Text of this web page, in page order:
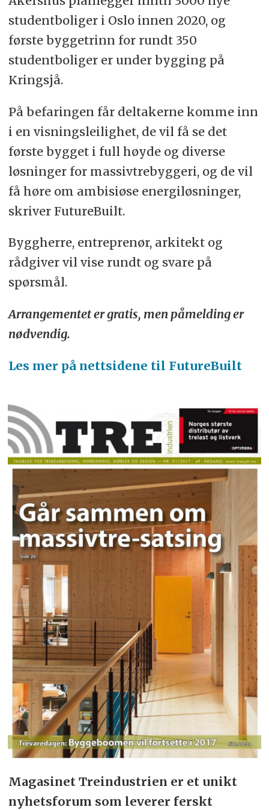
studentboliger i Oslo innen 2020, og
første byggetrinn for rundt 350
studentboliger er under bygging på
Kringsjå.
På befaringen får deltakerne komme inn
i en visningsleilighet, de vil få se det
første bygget i full høyde og diverse
løsninger for massivtrebyggeri, og de vil
få høre om ambisiøse energiløsninger,
skriver FutureBuilt.
Byggherre, entreprenør, arkitekt og
rådgiver vil vise rundt og svare på
spørsmål.
Arrangementet er gratis, men påmelding er
nødvendig.
Les mer på nettsidene til FutureBuilt
Magasinet Treindustrien er et unikt
nyhetsforum som leverer ferskt